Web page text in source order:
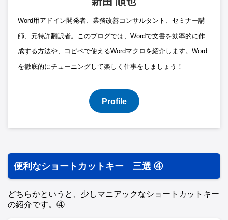
Word用アドイン開発者、業務改善コンサルタント、セミナー講
師、元特許翻訳者。このブログでは、Wordで文書を効率的に作
成する方法や、コピペで使えるWordマクロを紹介します。Word
を徹底的にチューニングして楽しく仕事をしましょう！
Profile
便利なショートカットキー 三選 ④
どちらかというと、少しマニアックなショートカットキー
の紹介です。④